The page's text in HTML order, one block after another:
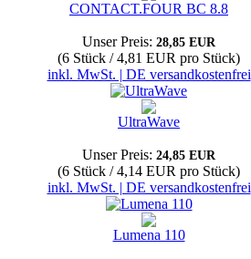
CONTACT.FOUR BC 8.8
Unser Preis: 28,85 EUR
(6 Stück / 4,81 EUR pro Stück)
inkl. MwSt. | DE versandkostenfrei
UltraWave
Unser Preis: 24,85 EUR
(6 Stück / 4,14 EUR pro Stück)
inkl. MwSt. | DE versandkostenfrei
Lumena 110